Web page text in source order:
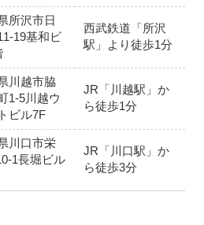
所沢市日
19基和ビ
西武鉄道「所沢
駅」より徒歩1分
川越市脇
1-5川越ウ
ビル7F
JR「川越駅」か
ら徒歩1分
川口市栄
1長堀ビル
JR「川口駅」か
ら徒歩3分